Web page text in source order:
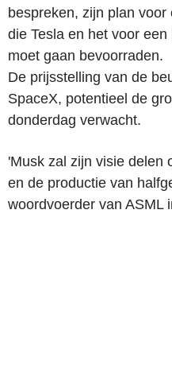
bespreken, zijn plan
die Tesla en het voor
moet gaan bevoorraden.
De prijsstelling van de
SpaceX, potentieel de
donderdag verwacht.
'Musk zal zijn visie delen
en de productie van
woordvoerder van ASML